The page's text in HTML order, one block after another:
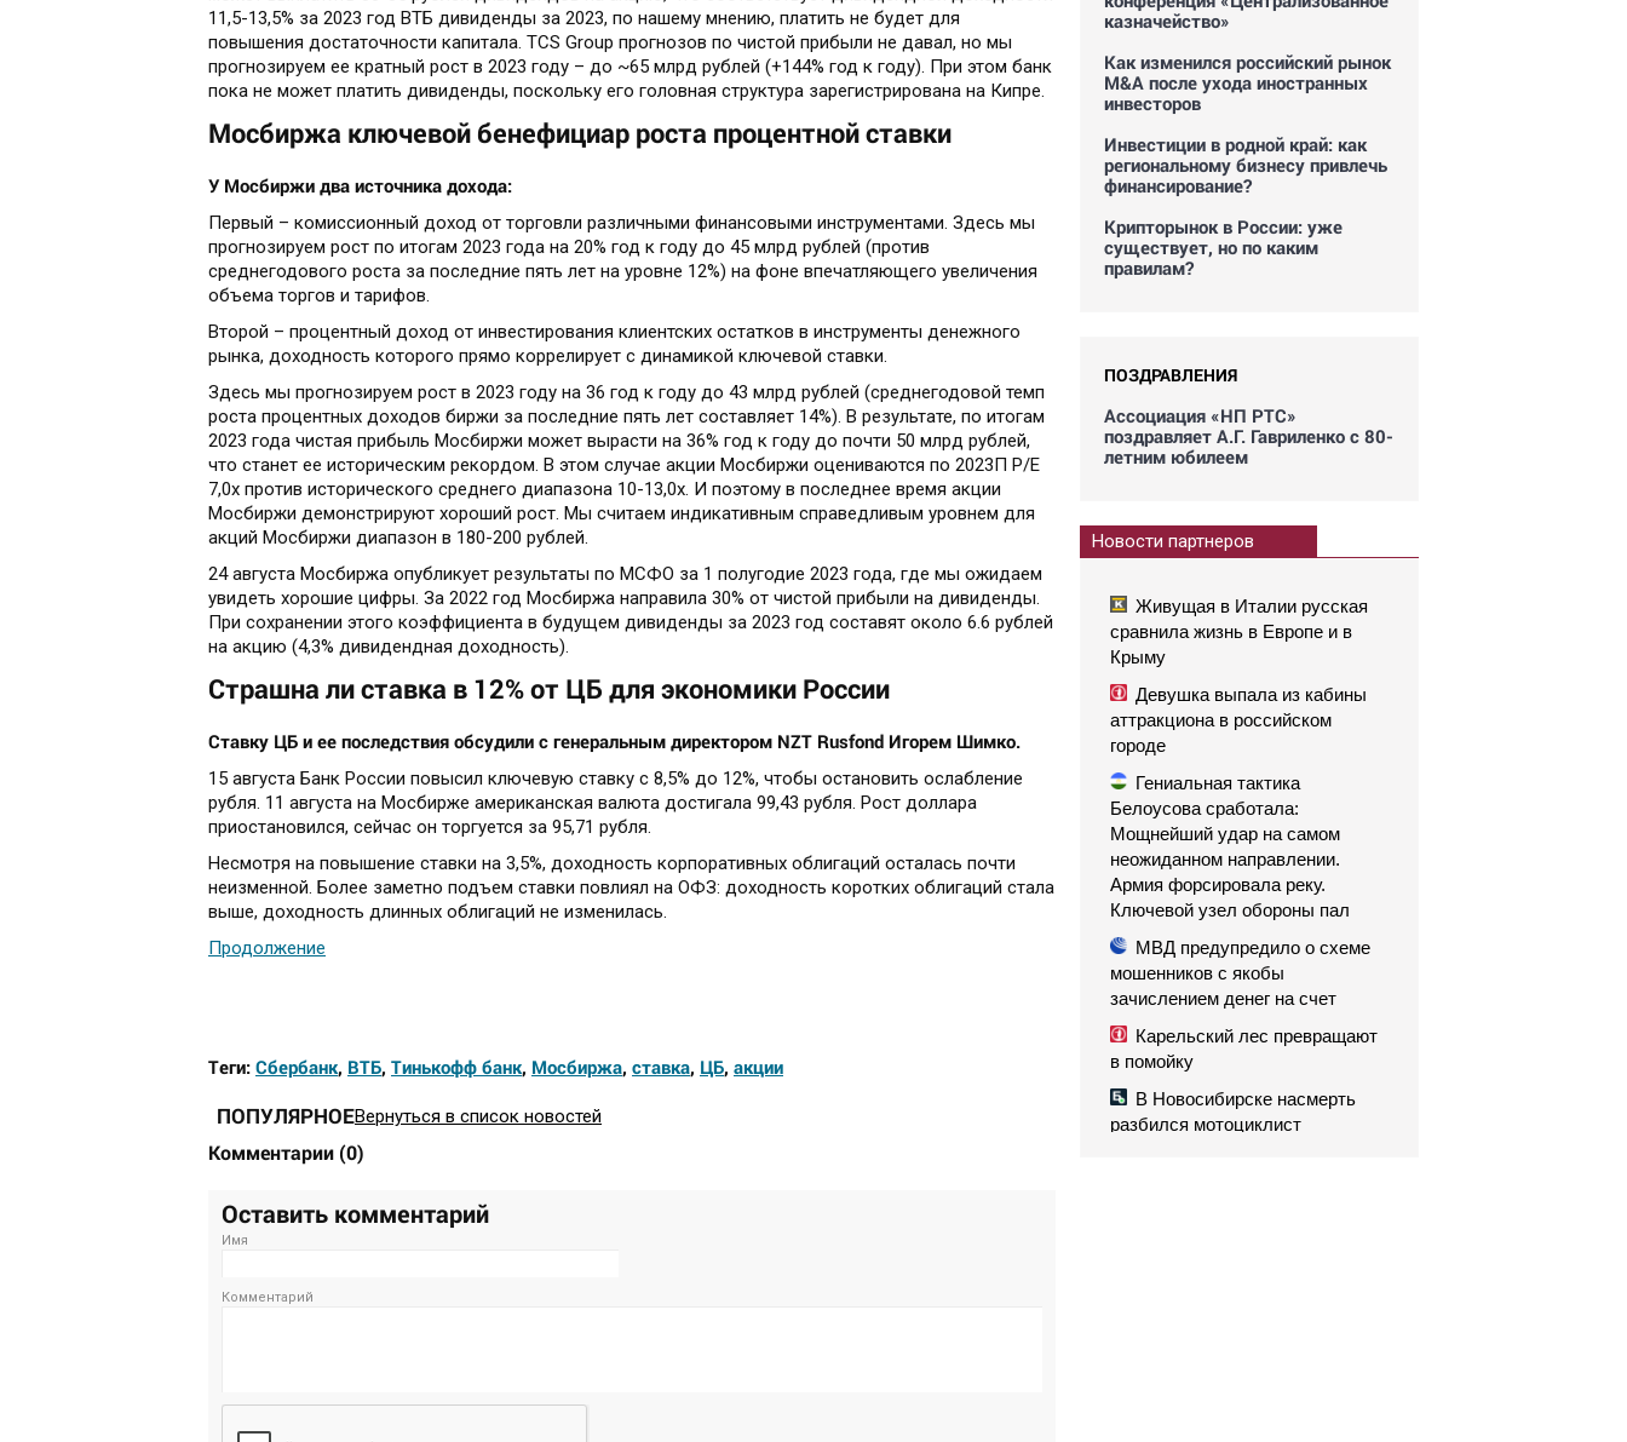
11,5-13,5% за 2023 год ВТБ дивиденды за 2023, по нашему мнению, платить не будет для
повышения достаточности капитала. TCS Group прогнозов по чистой прибыли не давал, но мы
прогнозируем ее кратный рост в 2023 году – до ~65 млрд рублей (+144% год к году). При этом банк
пока не может платить дивиденды, поскольку его головная структура зарегистрирована на Кипре.
Мосбиржа ключевой бенефициар роста процентной ставки
У Мосбиржи два источника дохода:
Первый – комиссионный доход от торговли различными финансовыми инструментами. Здесь мы
прогнозируем рост по итогам 2023 года на 20% год к году до 45 млрд рублей (против
среднегодового роста за последние пять лет на уровне 12%) на фоне впечатляющего увеличения
объема торгов и тарифов.
Второй – процентный доход от инвестирования клиентских остатков в инструменты денежного
рынка, доходность которого прямо коррелирует с динамикой ключевой ставки.
Здесь мы прогнозируем рост в 2023 году на 36 год к году до 43 млрд рублей (среднегодовой темп
роста процентных доходов биржи за последние пять лет составляет 14%). В результате, по итогам
2023 года чистая прибыль Мосбиржи может вырасти на 36% год к году до почти 50 млрд рублей,
что станет ее историческим рекордом. В этом случае акции Мосбиржи оцениваются по 2023П P/E
7,0x против исторического среднего диапазона 10-13,0х. И поэтому в последнее время акции
Мосбиржи демонстрируют хороший рост. Мы считаем индикативным справедливым уровнем для
акций Мосбиржи диапазон в 180-200 рублей.
24 августа Мосбиржа опубликует результаты по МСФО за 1 полугодие 2023 года, где мы ожидаем
увидеть хорошие цифры. За 2022 год Мосбиржа направила 30% от чистой прибыли на дивиденды.
При сохранении этого коэффициента в будущем дивиденды за 2023 год составят около 6.6 рублей
на акцию (4,3% дивидендная доходность).
Страшна ли ставка в 12% от ЦБ для экономики России
Ставку ЦБ и ее последствия обсудили с генеральным директором NZT Rusfond Игорем Шимко.
15 августа Банк России повысил ключевую ставку с 8,5% до 12%, чтобы остановить ослабление
рубля. 11 августа на Мосбирже американская валюта достигала 99,43 рубля. Рост доллара
приостановился, сейчас он торгуется за 95,71 рубля.
Несмотря на повышение ставки на 3,5%, доходность корпоративных облигаций осталась почти
неизменной. Более заметно подъем ставки повлиял на ОФЗ: доходность коротких облигаций стала
выше, доходность длинных облигаций не изменилась.
Продолжение
Теги: Сбербанк, ВТБ, Тинькофф банк, Мосбиржа, ставка, ЦБ, акции
ПОПУЛЯРНОЕВернуться в список новостей
Комментарии (0)
Оставить комментарий
Имя
Комментарий
казначейство»
Как изменился российский рынок
M&A после ухода иностранных
инвесторов
Инвестиции в родной край: как
региональному бизнесу привлечь
финансирование?
Крипторынок в России: уже
существует, но по каким
правилам?
ПОЗДРАВЛЕНИЯ
Ассоциация «НП РТС»
поздравляет А.Г. Гавриленко с 80-
летним юбилеем
Новости партнеров
Живущая в Италии русская
сравнила жизнь в Европе и в
Крыму
Девушка выпала из кабины
аттракциона в российском
городе
Гениальная тактика
Белоусова сработала:
Мощнейший удар на самом
неожиданном направлении.
Армия форсировала реку.
Ключевой узел обороны пал
МВД предупредило о схеме
мошенников с якобы
зачислением денег на счет
Карельский лес превращают
в помойку
В Новосибирске насмерть
разбился мотоциклист